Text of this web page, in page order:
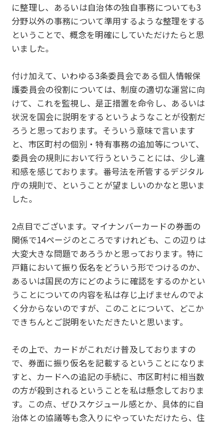
に整理し、あるいは自治体の独自事務についても3
分野以外の事務について準用するような整理をする
ということで、概念を明確にしていただけたらと思
いました。
付け加えて、いわゆる3条委員会である個人情報保
護委員会の役割については、制度の適切な運営に向
けて、これを監視し、是正措置を命令し、あるいは
状況を国会に説明をするというようなことが役割だ
ろうと思っております。そういう意味で言います
と、市区町村の個別・特有事務の追加等について、
委員会の規則において行うということには、少し違
和感を感じております。番号法を所管するデジタル
庁の規則で、ということが望ましいのかなと思いま
した。
2点目でございます。マイナンバーカードの券面の
関係で14ページのところですけれども、この辺りは
大変大きな問題であろうかと思っております。特に
戸籍において振り仮名をどういう形でつけるのか、
あるいは国民の方にどのように確認をするのかとい
うことについての内容を私は存じ上げませんのでよ
く分からないのですが、このことについて、どこか
できちんとご説明をいただきたいと思います。
その上で、カードがこれだけ普及しておりますの
で、券面に振り仮名を記載するということになりま
すと、カードへの追記の手続に、市区町村に相当数
の方が殺到されるということを私は懸念しておりま
す。この点、ぜひスケジュール感とか、具体的に自
治体との協議等も念入りにやっていただけたら、住